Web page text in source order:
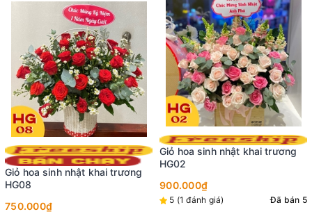
Giỏ hoa sinh nhật khai trương
HG02
900.000₫
5 (1 đánh giá)